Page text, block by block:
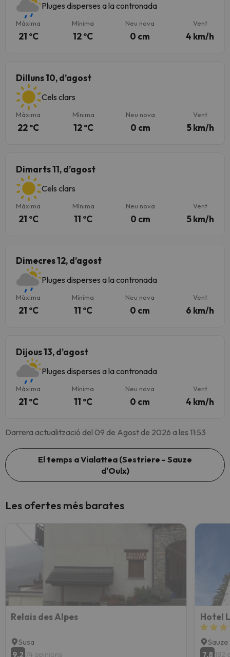
Pluges disperses a la contronada
Màxima
21 ºC
Mínima
12 ºC
Neu nova
0 cm
Vent
4 km/h
Dilluns 10, d’agost
Cels clars
Màxima
22 ºC
Mínima
12 ºC
Neu nova
0 cm
Vent
5 km/h
Dimarts 11, d’agost
Cels clars
Màxima
21 ºC
Mínima
11 ºC
Neu nova
0 cm
Vent
5 km/h
Dimecres 12, d’agost
Pluges disperses a la contronada
Màxima
21 ºC
Mínima
11 ºC
Neu nova
0 cm
Vent
6 km/h
Dijous 13, d’agost
Pluges disperses a la contronada
Màxima
21 ºC
Mínima
11 ºC
Neu nova
0 cm
Vent
4 km/h
Darrera actualització del 09 de Agost de 2026 a les 11:53
El temps a Vialattea (Sestriere - Sauze
d'Oulx)
Les ofertes més barates
Relais des Alpes
Susa
9.2 74 opinions
Hotel
7.8 182